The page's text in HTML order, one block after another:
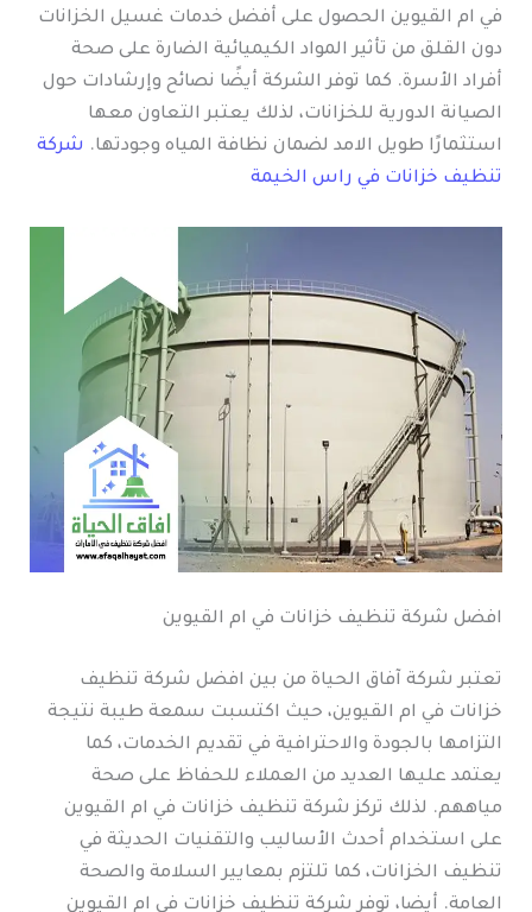
في ام القيوين الحصول على أفضل خدمات غسيل الخزانات
دون القلق من تأثير المواد الكيميائية الضارة على صحة
أفراد الأسرة. كما توفر الشركة أيضًا نصائح وإرشادات حول
الصيانة الدورية للخزانات، لذلك يعتبر التعاون معها
استثمارًا طويل الامد لضمان نظافة المياه وجودتها. شركة
تنظيف خزانات في راس الخيمة
افضل شركة تنظيف خزانات في ام القيوين
تعتبر شركة آفاق الحياة من بين افضل شركة تنظيف
خزانات في ام القيوين، حيث اكتسبت سمعة طيبة نتيجة
التزامها بالجودة والاحترافية في تقديم الخدمات، كما
يعتمد عليها العديد من العملاء للحفاظ على صحة
مياههم. لذلك تركز شركة تنظيف خزانات في ام القيوين
على استخدام أحدث الأساليب والتقنيات الحديثة في
تنظيف الخزانات، كما تلتزم بمعايير السلامة والصحة
العامة. أيضا، توفر شركة تنظيف خزانات في ام القيوين